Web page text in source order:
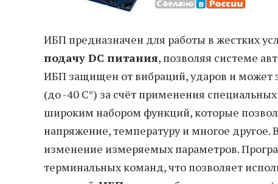
ИБП предназначен для работы в жестких
подачу DC питания, позволяя системе
ИБП защищен от вибраций, ударов и может
(до -40 С°) за счёт применения специальных
широким набором функций, которые
напряжение, температуру и многое
изменение измеряемых параметров.
терминальных команд, что позволяет